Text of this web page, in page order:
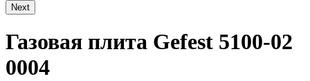
Next
Газовая плита Gefest 5100-02
0004